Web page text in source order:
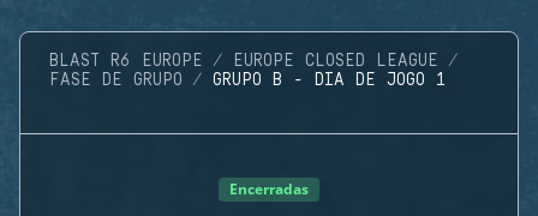
BLAST R6 EUROPE
EUROPE CLOSED LEAGUE
FASE DE GRUPO
GRUPO B - DIA DE JOGO 1
Encerradas